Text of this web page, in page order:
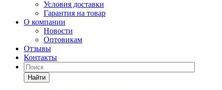
Условия доставки
Гарантия на товар
О компании
Новости
Оптовикам
Отзывы
Контакты
Найти